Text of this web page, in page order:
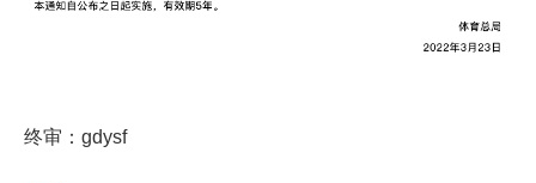
终审：gdysf